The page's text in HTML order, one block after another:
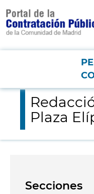
contenido
principal
MenúRedacción del
Plaza
Secciones